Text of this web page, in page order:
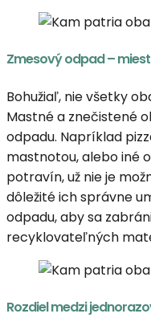
Zmesový odpad –
Bohužiaľ, nie všetky
Mastné a znečistené
odpadu. Napríklad
mastnotou, alebo iné
potravín, už nie je
dôležité ich správne
odpadu, aby sa
recyklovateľných
Rozdiel medzi